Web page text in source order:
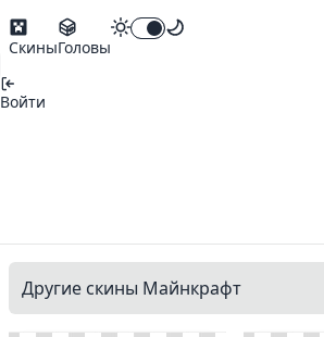
СкиныГоловы
Войти
Другие скины Майнкрафт